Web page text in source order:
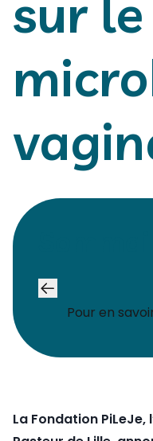
sur le
Pour en
La Fondation PiLeJe,